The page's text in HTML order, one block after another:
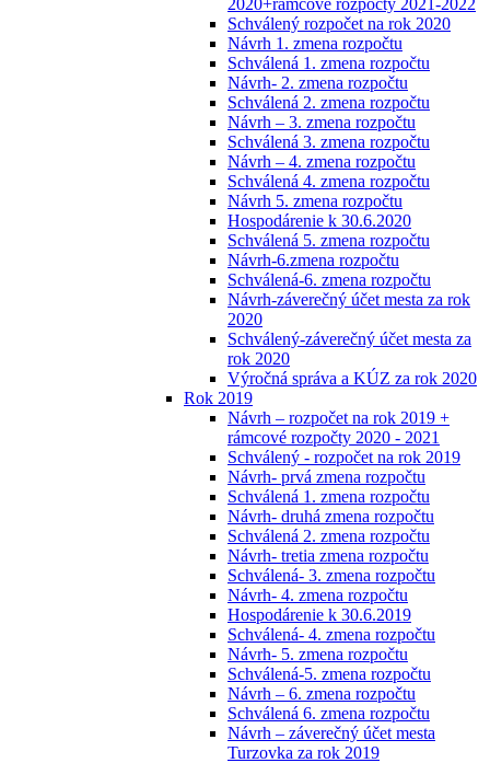
2020+rámcové rozpočty 2021-2022
Schválený rozpočet na rok 2020
Návrh 1. zmena rozpočtu
Schválená 1. zmena rozpočtu
Návrh- 2. zmena rozpočtu
Schválená 2. zmena rozpočtu
Návrh – 3. zmena rozpočtu
Schválená 3. zmena rozpočtu
Návrh – 4. zmena rozpočtu
Schválená 4. zmena rozpočtu
Návrh 5. zmena rozpočtu
Hospodárenie k 30.6.2020
Schválená 5. zmena rozpočtu
Návrh-6.zmena rozpočtu
Schválená-6. zmena rozpočtu
Návrh-záverečný účet mesta za rok
2020
Schválený-záverečný účet mesta za
rok 2020
Výročná správa a KÚZ za rok 2020
Rok 2019
Návrh – rozpočet na rok 2019 +
rámcové rozpočty 2020 - 2021
Schválený - rozpočet na rok 2019
Návrh- prvá zmena rozpočtu
Schválená 1. zmena rozpočtu
Návrh- druhá zmena rozpočtu
Schválená 2. zmena rozpočtu
Návrh- tretia zmena rozpočtu
Schválená- 3. zmena rozpočtu
Návrh- 4. zmena rozpočtu
Hospodárenie k 30.6.2019
Schválená- 4. zmena rozpočtu
Návrh- 5. zmena rozpočtu
Schválená-5. zmena rozpočtu
Návrh – 6. zmena rozpočtu
Schválená 6. zmena rozpočtu
Návrh – záverečný účet mesta
Turzovka za rok 2019